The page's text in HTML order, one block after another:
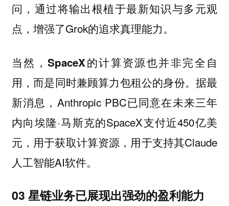
问，通过将输出根植于最新知识与多元观
点，增强了Grok的追求真理能力。
当然，SpaceX的计算资源也并非完全自
用，而是同时兼顾算力包租公的身份。 据最
新消息，Anthropic PBC已同意在未来三年
内向埃隆·马斯克的SpaceX支付近450亿美
元，用于获取计算资源，用于支持其Claude
人工智能AI软件。
03 星链业务已展现出强劲的盈利能力